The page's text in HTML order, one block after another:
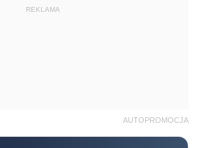
REKLAMA
AUTOPROMOCJA